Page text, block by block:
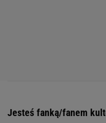
Jesteś fanką/fanem